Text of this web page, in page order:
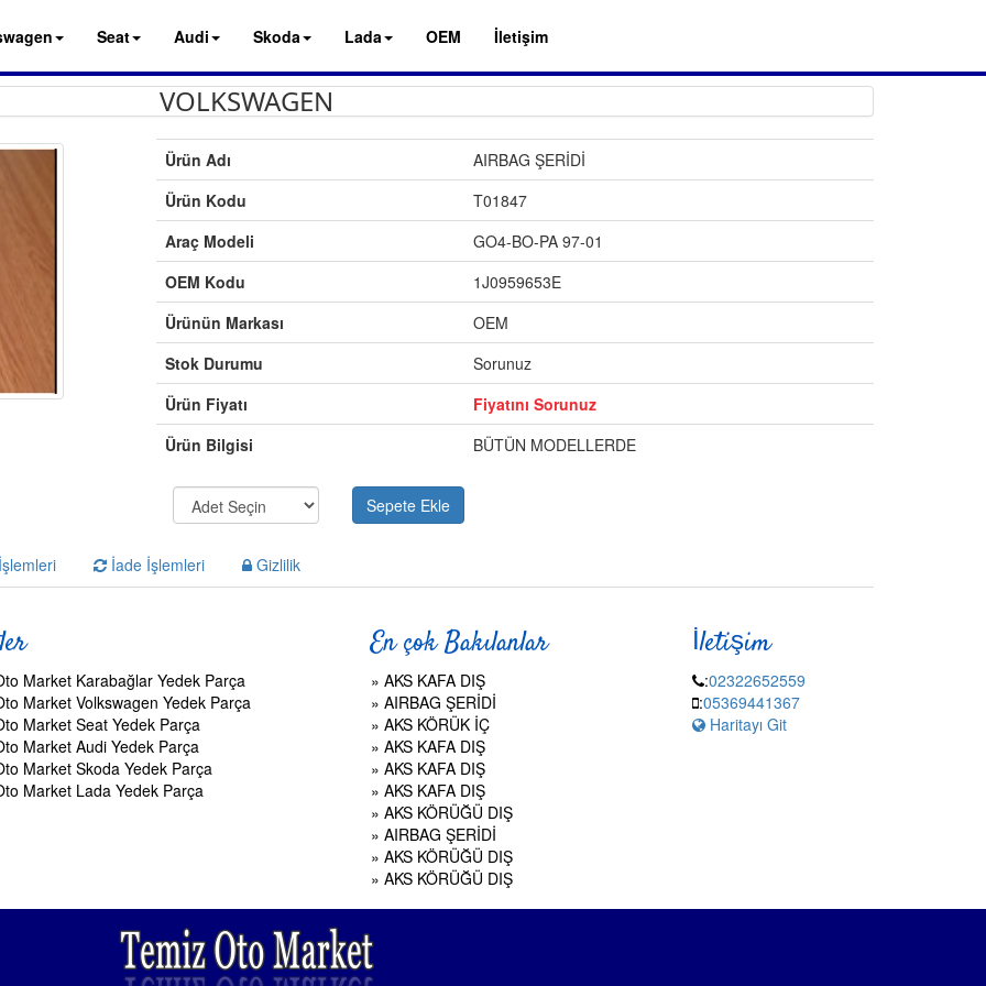
Seat Audi Skoda Lada OEM İletişim
VOLKSWAGEN
Ürün Adı
AIRBAG ŞERİDİ
Ürün Kodu
T01847
Araç Modeli
GO4-BO-PA 97-01
OEM Kodu
1J0959653E
Ürünün Markası
OEM
Stok Durumu
Sorunuz
Ürün Fiyatı
Fiyatını Sorunuz
Ürün Bilgisi
BÜTÜN MODELLERDE
İade İşlemleri Gizlilik
Market Karabağlar Yedek Parça
Market Volkswagen Yedek Parça
Market Seat Yedek Parça
Market Audi Yedek Parça
Market Skoda Yedek Parça
Market Lada Yedek Parça
En çok Bakılanlar
» AKS KAFA DIŞ
» AIRBAG ŞERİDİ
» AKS KÖRÜK İÇ
» AKS KAFA DIŞ
» AKS KAFA DIŞ
» AKS KAFA DIŞ
» AKS KÖRÜĞÜ DIŞ
» AIRBAG ŞERİDİ
» AKS KÖRÜĞÜ DIŞ
» AKS KÖRÜĞÜ DIŞ
İletişim
:02322652559
:05369441367
Haritayı Git